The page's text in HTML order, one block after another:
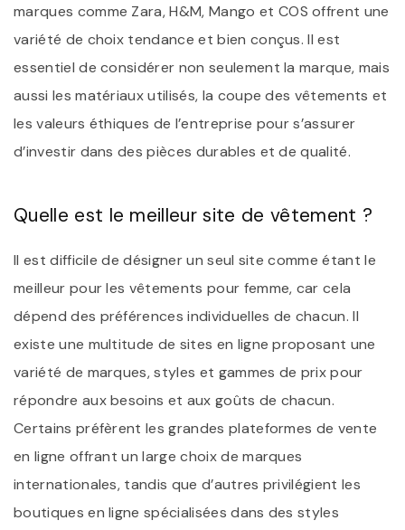
marques comme Zara, H&M, Mango et COS offrent une
variété de choix tendance et bien conçus. Il est
essentiel de considérer non seulement la marque, mais
aussi les matériaux utilisés, la coupe des vêtements et
les valeurs éthiques de l’entreprise pour s’assurer
d’investir dans des pièces durables et de qualité.
Quelle est le meilleur site de vêtement ?
Il est difficile de désigner un seul site comme étant le
meilleur pour les vêtements pour femme, car cela
dépend des préférences individuelles de chacun. Il
existe une multitude de sites en ligne proposant une
variété de marques, styles et gammes de prix pour
répondre aux besoins et aux goûts de chacun.
Certains préfèrent les grandes plateformes de vente
en ligne offrant un large choix de marques
internationales, tandis que d’autres privilégient les
boutiques en ligne spécialisées dans des styles